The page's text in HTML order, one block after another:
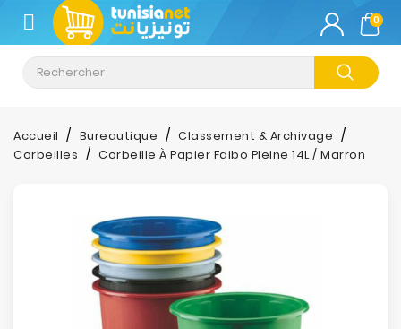
CATÉGORIE
Climatisation
Informatique
Impression
0
Accueil Bureautique
Classement & Archivage
Corbeilles
Corbeille À Papier Faibo Pleine 14L / Marron